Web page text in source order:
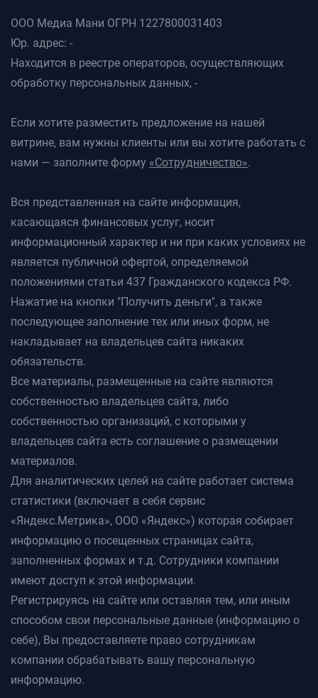
ООО Медиа Мани ОГРН 1227800031403
Юр. адрес: -
Находится в реестре операторов, осуществляющих
обработку персональных данных, -
Если хотите разместить предложение на нашей
витрине, вам нужны клиенты или вы хотите работать с
нами — заполните форму «Сотрудничество».
Вся представленная на сайте информация,
касающаяся финансовых услуг, носит
информационный характер и ни при каких условиях не
является публичной офертой, определяемой
положениями статьи 437 Гражданского кодекса РФ.
Нажатие на кнопки "Получить деньги", а также
последующее заполнение тех или иных форм, не
накладывает на владельцев сайта никаких
обязательств.
Все материалы, размещенные на сайте являются
собственностью владельцев сайта, либо
собственностью организаций, с которыми у
владельцев сайта есть соглашение о размещении
материалов.
Для аналитических целей на сайте работает система
статистики (включает в себя сервис
«Яндекс.Метрика», ООО «Яндекс») которая собирает
информацию о посещенных страницах сайта,
заполненных формах и т.д. Сотрудники компании
имеют доступ к этой информации.
Регистрируясь на сайте или оставляя тем, или иным
способом свои персональные данные (информацию о
себе), Вы предоставляете право сотрудникам
компании обрабатывать вашу персональную
информацию.